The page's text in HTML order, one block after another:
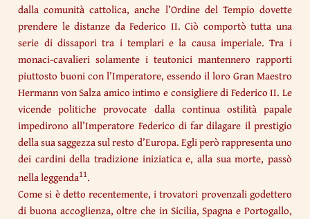
dalla comunità cattolica, anche l’Ordine del Tempio dovette
prendere le distanze da Federico II. Ciò comportò tutta una
serie di dissapori tra i templari e la causa imperiale. Tra i
monaci-cavalieri solamente i teutonici mantennero rapporti
piuttosto buoni con l’Imperatore, essendo il loro Gran Maestro
Hermann von Salza amico intimo e consigliere di Federico II. Le
vicende politiche provocate dalla continua ostilità papale
impedirono all’Imperatore Federico di far dilagare il prestigio
della sua saggezza sul resto d’Europa. Egli però rappresenta uno
dei cardini della tradizione iniziatica e, alla sua morte, passò
nella leggenda11.
Come si è detto recentemente, i trovatori provenzali godettero
di buona accoglienza, oltre che in Sicilia, Spagna e Portogallo,